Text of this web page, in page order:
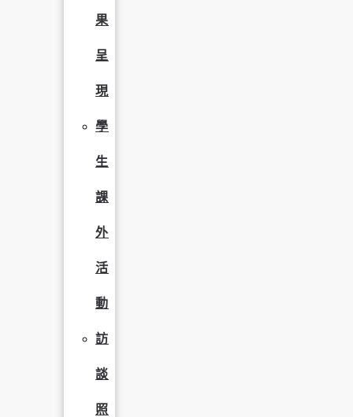
果
呈
現
學
生
課
外
活
動
訪
談
照